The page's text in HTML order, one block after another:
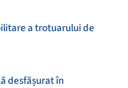
a trotuarului de
desfășurat în